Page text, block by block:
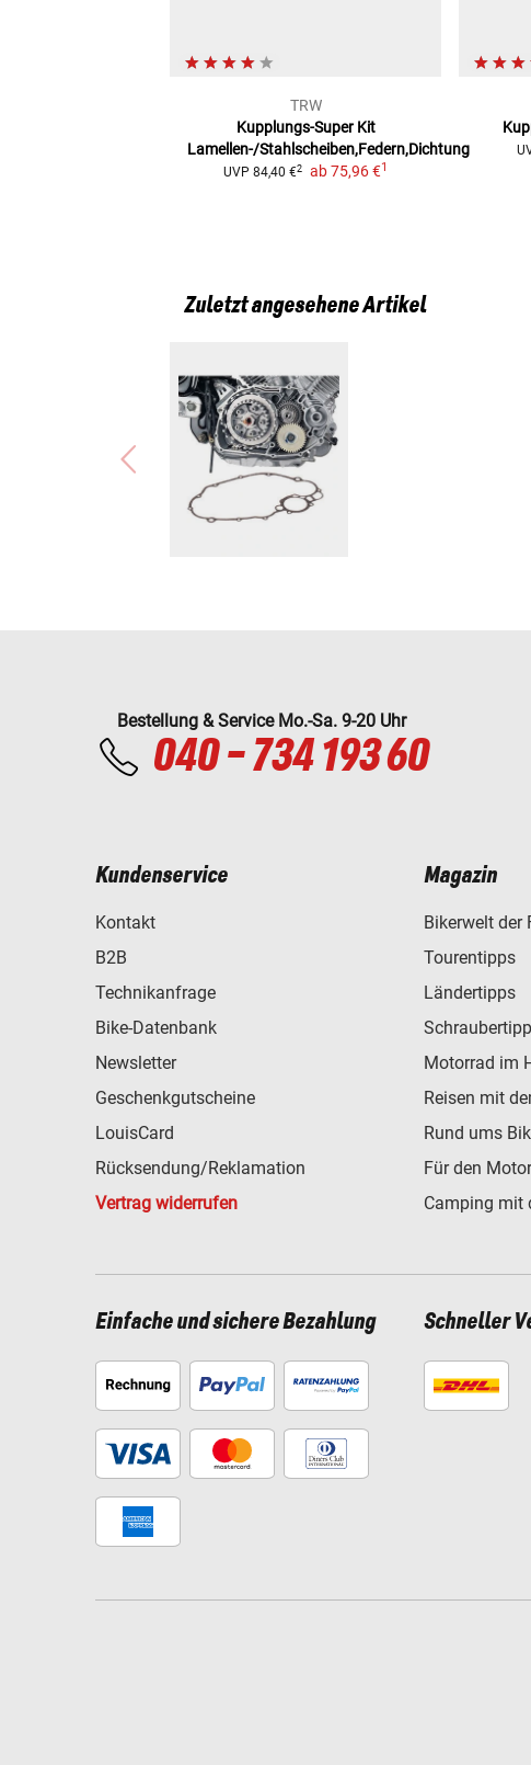
TRW
Kupplungs-Super Kit
Lamellen-/Stahlscheiben,Federn,Dichtung
UVP 84,40 €2 ab 75,96 €1
Zuletzt angesehene Artikel
Bestellung & Service Mo.-Sa. 9-20 Uhr
040 - 734 193 60
Kundenservice
Kontakt
B2B
Technikanfrage
Bike-Datenbank
Newsletter
Geschenkgutscheine
LouisCard
Rücksendung/Reklamation
Vertrag widerrufen
Magazin
Bikerwelt der
Tourentipps
Ländertipps
Motorrad im
Reisen mit
Rund ums
Für den
Camping mit
Einfache und sichere Bezahlung Schneller